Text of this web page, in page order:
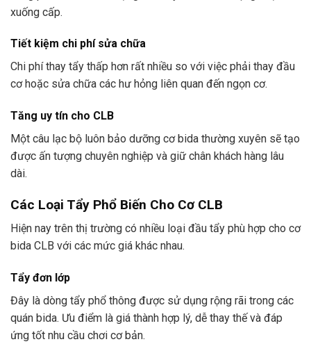
xuống cấp.
Tiết kiệm chi phí sửa chữa
Chi phí thay tẩy thấp hơn rất nhiều so với việc phải thay đầu
cơ hoặc sửa chữa các hư hỏng liên quan đến ngọn cơ.
Tăng uy tín cho CLB
Một câu lạc bộ luôn bảo dưỡng cơ bida thường xuyên sẽ tạo
được ấn tượng chuyên nghiệp và giữ chân khách hàng lâu
dài.
Các Loại Tẩy Phổ Biến Cho Cơ CLB
Hiện nay trên thị trường có nhiều loại đầu tẩy phù hợp cho cơ
bida CLB với các mức giá khác nhau.
Tẩy đơn lớp
Đây là dòng tẩy phổ thông được sử dụng rộng rãi trong các
quán bida. Ưu điểm là giá thành hợp lý, dễ thay thế và đáp
ứng tốt nhu cầu chơi cơ bản.